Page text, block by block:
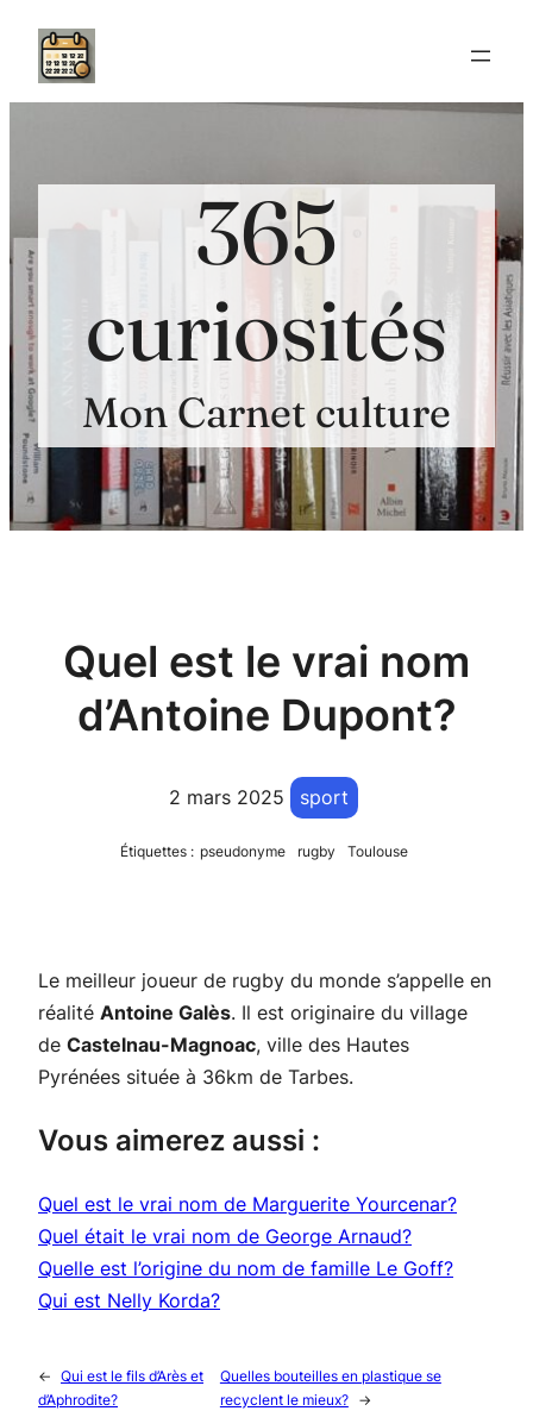
Aller
contenu
365
curiosités
Mon Carnet culture
Quel est le vrai nom
d’Antoine Dupont?
2 mars 2025 sport
Étiquettes : pseudonyme rugby Toulouse
Le meilleur joueur de rugby du monde s’appelle en
réalité Antoine Galès. Il est originaire du village
de Castelnau-Magnoac, ville des Hautes
Pyrénées située à 36km de Tarbes.
Vous aimerez aussi :
Quel est le vrai nom de Marguerite Yourcenar?
Quel était le vrai nom de George Arnaud?
Quelle est l’origine du nom de famille Le Goff?
Qui est Nelly Korda?
← Qui est le fils d’Arès et
d’Aphrodite?
Quelles bouteilles en plastique se
recyclent le mieux?
→